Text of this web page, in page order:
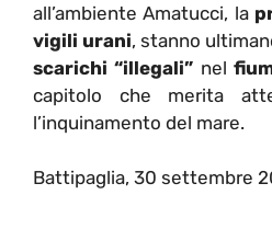
all’ambiente Amatucci, la
vigili urani, stanno
scarichi “illegali” nel
capitolo che merita
l’inquinamento del mare.
Battipaglia, 30 settembre